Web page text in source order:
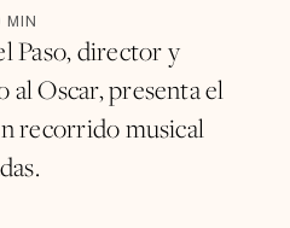
MIN
Paso, director y
Oscar, presenta el
recorrido musical